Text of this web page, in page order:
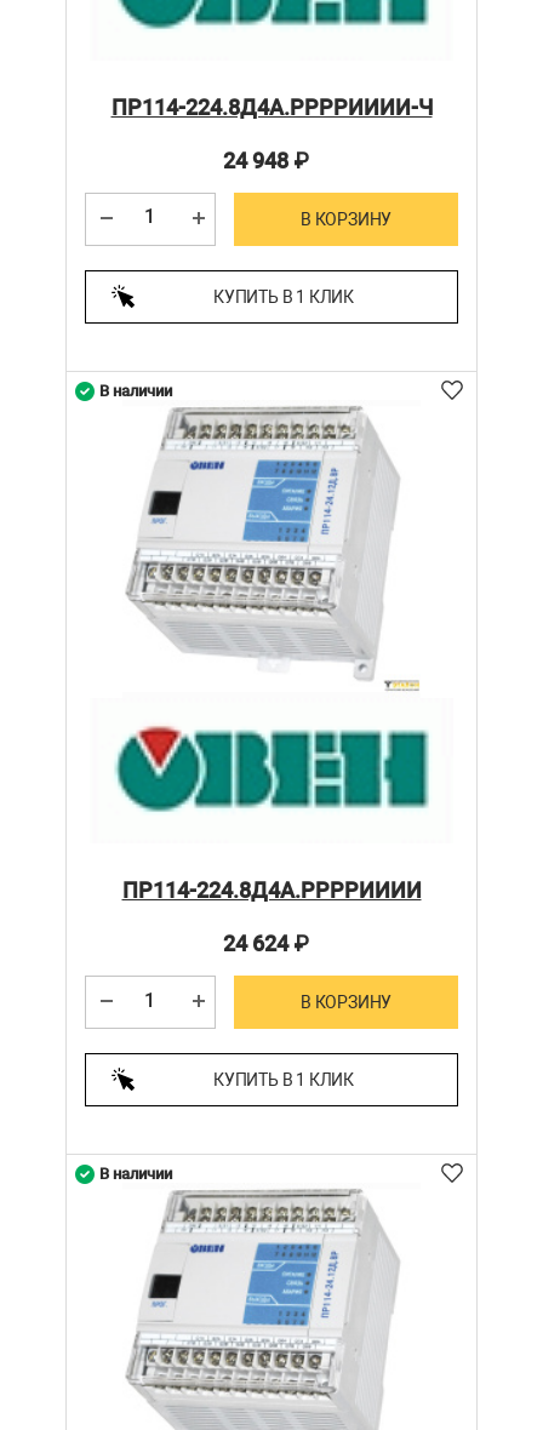
ПР114-224.8Д4А.РРРРИИИИ-Ч
24 948₽
В КОРЗИНУ
КУПИТЬ В 1 КЛИК
ПР114-224.8Д4А.РРРРИИИИ
24 624₽
В КОРЗИНУ
КУПИТЬ В 1 КЛИК
В наличии
В наличии